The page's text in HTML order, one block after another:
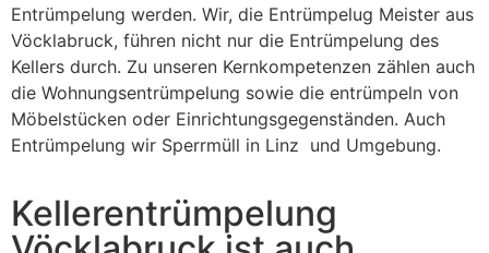
Entrümpelung werden. Wir, die Entrümpelug Meister aus
Vöcklabruck, führen nicht nur die Entrümpelung des
Kellers durch. Zu unseren Kernkompetenzen zählen auch
die Wohnungsentrümpelung sowie die entrümpeln von
Möbelstücken oder Einrichtungsgegenständen. Auch
Entrümpelung wir Sperrmüll in Linz und Umgebung.
Kellerentrümpelung